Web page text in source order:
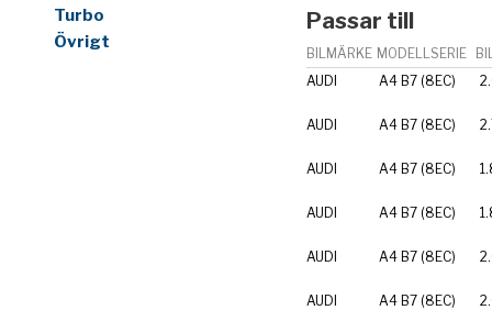
Turbo
Övrigt
Passar till
BILMÄRKE MODELLSERIE
AUDI
A4 B7 (8EC)
AUDI A4 B7 (8EC)
AUDI A4 B7 (8EC)
AUDI A4 B7 (8EC)
AUDI A4 B7 (8EC)
AUDI A4 B7 (8EC)